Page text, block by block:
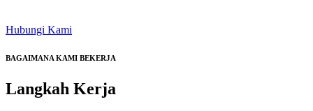
Hubungi Kami
BAGAIMANA KAMI BEKERJA
Langkah Kerja